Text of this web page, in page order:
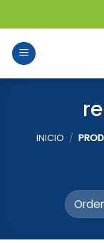
to
content
INICIO /